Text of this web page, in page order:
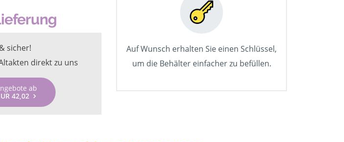
sicher!
direkt zu uns
ab
42,02
Auf Wunsch erhalten Sie einen Schlüssel,
um die Behälter einfacher zu befüllen.